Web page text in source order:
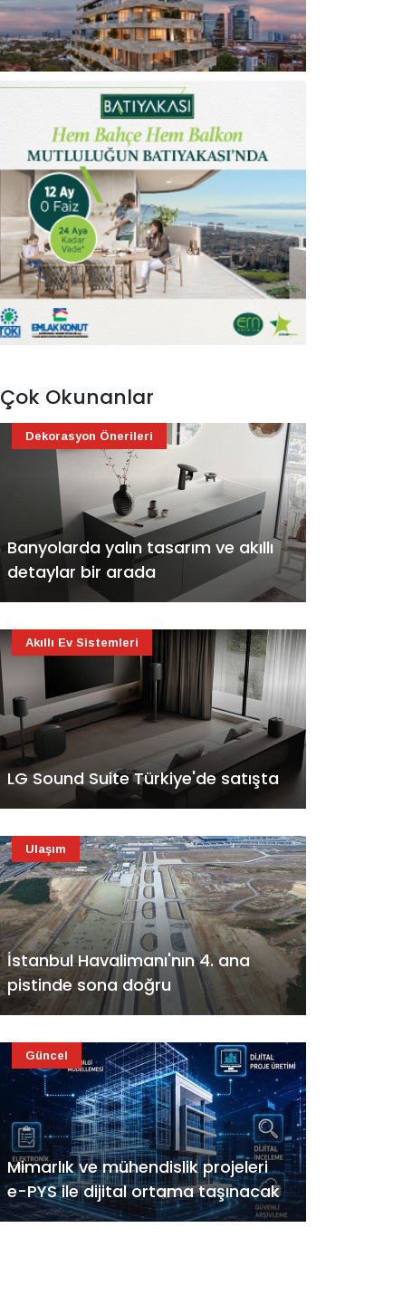
Çok Okunanlar
Banyolarda yalın tasarım ve akıllı
detaylar bir arada
Dekorasyon Önerileri
LG Sound Suite Türkiye'de satışta
Akıllı Ev Sistemleri
İstanbul Havalimanı'nın 4. ana
pistinde sona doğru
Ulaşım
Mimarlık ve mühendislik projeleri
e-PYS ile dijital ortama taşınacak
Güncel